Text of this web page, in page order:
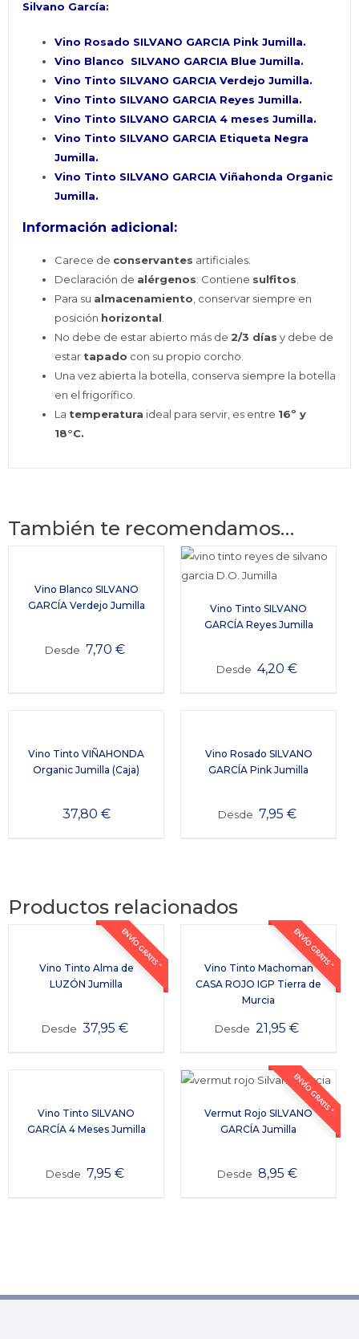
Silvano García:
Vino Rosado SILVANO GARCIA Pink Jumilla.
Vino Blanco SILVANO GARCIA Blue Jumilla.
Vino Tinto SILVANO GARCIA Verdejo Jumilla.
Vino Tinto SILVANO GARCIA Reyes Jumilla.
Vino Tinto SILVANO GARCIA 4 meses Jumilla.
Vino Tinto SILVANO GARCIA Etiqueta Negra
Jumilla.
Vino Tinto SILVANO GARCIA Viñahonda Organic
Jumilla.
Información adicional:
Carece de conservantes artificiales.
Declaración de alérgenos: Contiene sulfitos.
Para su almacenamiento, conservar siempre en
posición horizontal.
No debe de estar abierto más de2/3 días y debe de
estar tapado con su propio corcho.
Una vez abierta la botella, conserva siempre la botella
en el frigorífico.
La temperatura ideal para servir, es entre 16º y
18°C.
También te recomendamos…
Vino Blanco SILVANO
GARCÍA Verdejo Jumilla
Desde 7,70 €
Vino Tinto SILVANO
GARCÍA Reyes Jumilla
Desde 4,20€
Vino Tinto VIÑAHONDA
Organic Jumilla (Caja)
37,80 €
Vino Rosado SILVANO
GARCÍA Pink Jumilla
Desde 7,95 €
Productos relacionados
ENVÍO GRATIS *
Vino Tinto Alma de
LUZÓN Jumilla
Desde 37,95 €
ENVÍO GRATIS *
Vino Tinto Machoman
CASA ROJO IGP Tierra de
Murcia
Desde 21,95€
Vino Tinto SILVANO
GARCÍA 4 Meses Jumilla
Desde 7,95 €
ENVÍO GRATIS *
Vermut Rojo SILVANO
GARCÍA Jumilla
Desde 8,95 €